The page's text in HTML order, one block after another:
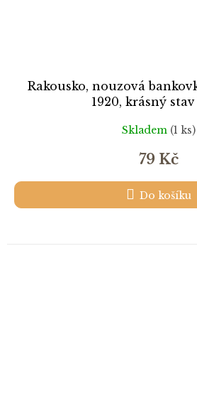
Rakousko, nouzová
1920, krásný
Skladem (1 ks)
79 Kč
Do košíku